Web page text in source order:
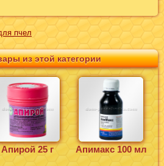
пчел
из этой категории
Апирой 25 г Апимакс 100 мл